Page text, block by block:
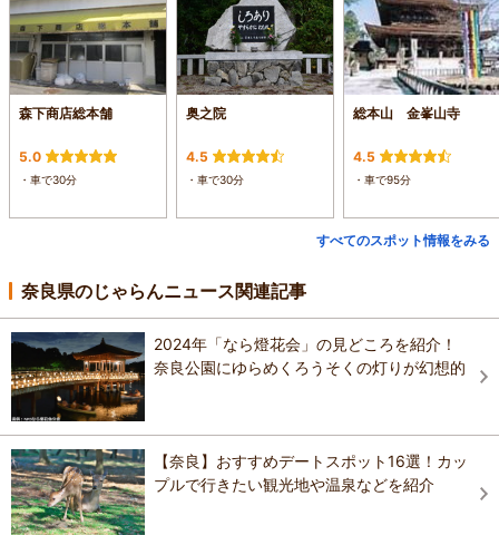
森下商店総本舗
5.0
・車で30分
奥之院
4.5
・車で30分
総本山 金峯山寺
4.5
・車で95分
すべてのスポット情報をみる
奈良県のじゃらんニュース関連記事
2024年「なら燈花会」の見どころを紹介！
奈良公園にゆらめくろうそくの灯りが幻想的
【奈良】おすすめデートスポット16選！カッ
プルで行きたい観光地や温泉などを紹介